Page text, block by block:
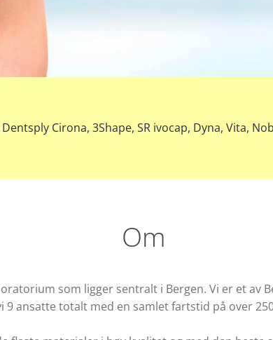
Cirona, 3Shape, SR ivocap, Dyna, Vita,
Om
som ligger sentralt i Bergen. Vi er et av
9 ansatte totalt med en samlet fartstid på over